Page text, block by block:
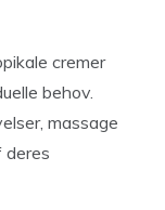
cremer
behov.
massage
deres